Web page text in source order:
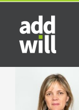
Saltar
contenido
grande